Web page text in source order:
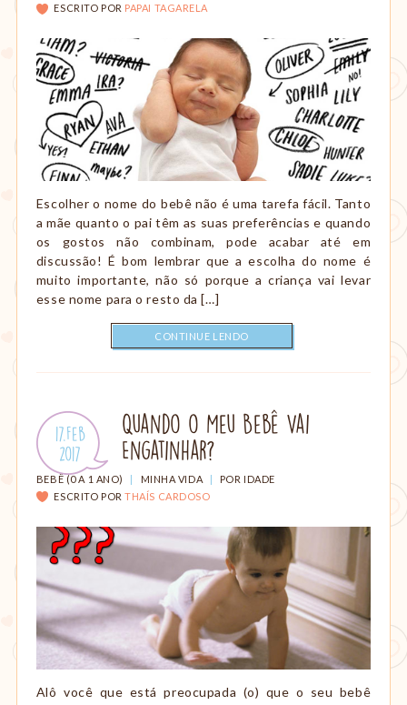
ESCRITO POR PAPAI TAGARELA
Escolher o nome do bebê não é uma tarefa fácil. Tanto
a mãe quanto o pai têm as suas preferências e quando
os gostos não combinam, pode acabar até em
discussão! É bom lembrar que a escolha do nome é
muito importante, não só porque a criança vai levar
esse nome para o resto da […]
CONTINUE LENDO
Publicado
em:
17.Feb
.
2017
Quando o Meu Bebê Vai
Engatinhar?
CATEGORIAS:
BEBÊ (0 A 1 ANO) MINHA VIDA
POR IDADE
ESCRITO POR THAÍS CARDOSO
Alô você que está preocupada (o) que o seu bebê